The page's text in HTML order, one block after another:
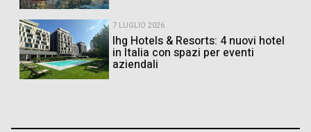
7 LUGLIO 2026
Ihg Hotels & Resorts: 4 nuovi hotel
in Italia con spazi per eventi
aziendali